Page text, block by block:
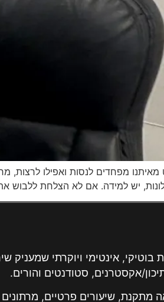
מפחדים לנסות ואפילו לרצות,
למידה. אם לא הצלחת ללבוש את החולצה בניסיון הראשון, בניסיון ה20,
אינטימי ויוקרתי שמעניק
אקסטרנים, סטודנטים והורים.
מתקנת, שיעורים פרטיים, מרתונים